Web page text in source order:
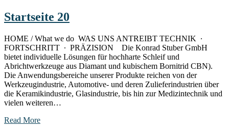
Startseite 20
HOME / What we do WAS UNS ANTREIBT TECHNIK ∙
FORTSCHRITT ∙ PRÄZISION Die Konrad Stuber GmbH
bietet individuelle Lösungen für hochharte Schleif und
Abrichtwerkzeuge aus Diamant und kubischem Bornitrid CBN).
Die Anwendungsbereiche unserer Produkte reichen von der
Werkzeugindustrie, Automotive- und deren Zulieferindustrien über
die Keramikindustrie, Glasindustrie, bis hin zur Medizintechnik und
vielen weiteren…
Read More